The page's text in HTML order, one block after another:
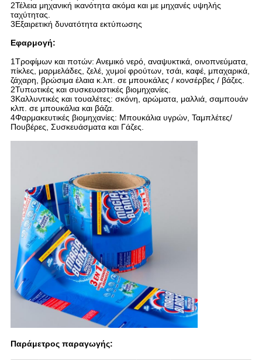
2Τέλεια μηχανική ικανότητα ακόμα και με μηχανές υψηλής
ταχύτητας.
3Εξαιρετική δυνατότητα εκτύπωσης
Εφαρμογή:
1Τροφίμων και ποτών: Ανεμικό νερό, αναψυκτικά, οινοπνεύματα,
πίκλες, μαρμελάδες, ζελέ, χυμοί φρούτων, τσάι, καφέ, μπαχαρικά,
ζάχαρη, βρώσιμα έλαια κ.λπ. σε μπουκάλες / κονσέρβες / βάζες.
2Τυπωτικές και συσκευαστικές βιομηχανίες.
3Καλλυντικές και τουαλέτες: σκόνη, αρώματα, μαλλιά, σαμπουάν
κλπ. σε μπουκάλια και βάζα.
4Φαρμακευτικές βιομηχανίες: Μπουκάλια υγρών, Ταμπλέτες/
Πουβέρες, Συσκευάσματα και Γάζες.
Παράμετρος παραγωγής: